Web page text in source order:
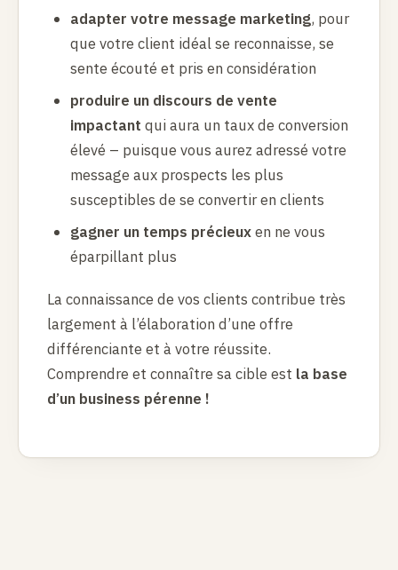
adapter votre message marketing, pour
que votre client idéal se reconnaisse, se
sente écouté et pris en considération
produire un discours de vente
impactant qui aura un taux de conversion
élevé – puisque vous aurez adressé votre
message aux prospects les plus
susceptibles de se convertir en clients
gagner un temps précieuxen ne vous
éparpillant plus
La connaissance de vos clients contribue très
largement à l’élaboration d’une offre
différenciante et à votre réussite.
Comprendre et connaître sa cible est la base
d’un business pérenne !